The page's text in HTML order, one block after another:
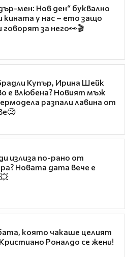
мен: Нов ден“ буквално
кината у нас – ето защо
говорят за него👀🎬
Купър, Ирина Шейк
е влюбена? Новият мъж
разпали лавина от
излиза по-рано от
Новата дата вече е
която чакаше целият
Роналдо се жени!